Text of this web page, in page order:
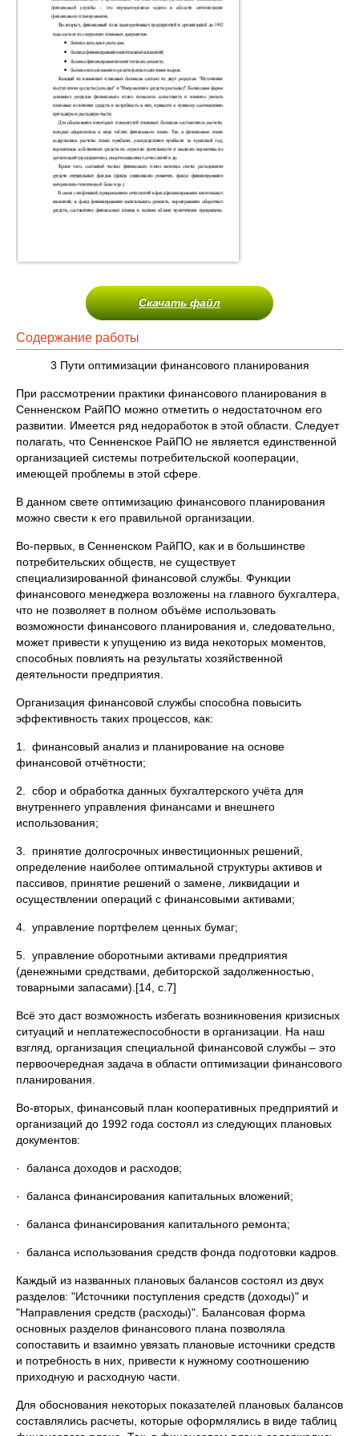
Скачать файл
Содержание работы
3 Пути оптимизации финансового планирования
При рассмотрении практики финансового планирования в
Сенненском РайПО можно отметить о недостаточном его
развитии. Имеется ряд недоработок в этой области. Следует
полагать, что Сенненское РайПО не является единственной
организацией системы потребительской кооперации,
имеющей проблемы в этой сфере.
В данном свете оптимизацию финансового планирования
можно свести к его правильной организации.
Во-первых, в Сенненском РайПО, как и в большинстве
потребительских обществ, не существует
специализированной финансовой службы. Функции
финансового менеджера возложены на главного бухгалтера,
что не позволяет в полном объёме использовать
возможности финансового планирования и, следовательно,
может привести к упущению из вида некоторых моментов,
способных повлиять на результаты хозяйственной
деятельности предприятия.
Организация финансовой службы способна повысить
эффективность таких процессов, как:
1. финансовый анализ и планирование на основе
финансовой отчётности;
2. сбор и обработка данных бухгалтерского учёта для
внутреннего управления финансами и внешнего
использования;
3. принятие долгосрочных инвестиционных решений,
определение наиболее оптимальной структуры активов и
пассивов, принятие решений о замене, ликвидации и
осуществлении операций с финансовыми активами;
4. управление портфелем ценных бумаг;
5. управление оборотными активами предприятия
(денежными средствами, дебиторской задолженностью,
товарными запасами).[14, с.7]
Всё это даст возможность избегать возникновения кризисных
ситуаций и неплатежеспособности в организации. На наш
взгляд, организация специальной финансовой службы – это
первоочередная задача в области оптимизации финансового
планирования.
Во-вторых, финансовый план кооперативных предприятий и
организаций до 1992 года состоял из следующих плановых
документов:
· баланса дохо­дов и расходов;
· баланса финансирования капитальных вложений;
· ба­ланса финансирования капитального ремонта;
· баланса использования средств фонда подготовки кадров.
Каждый из названных плановых балансов состоял из двух
разде­лов: "Источники поступления средств (доходы)" и
"Направления средств (расходы)". Балансовая форма
основных разделов финансо­вого плана позволяла
сопоставить и взаимно увязать плановые ис­точники средств
и потребность в них, привести к нужному соотноше­нию
приходную и расходную части.
Для обоснования некоторых показателей плановых балансов
сос­тавлялись расчеты, которые оформлялись в виде таблиц